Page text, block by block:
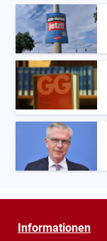
Informationen